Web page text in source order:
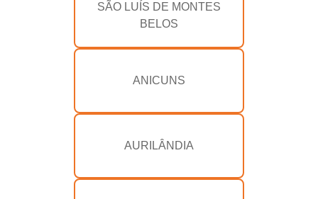
SÃO LUÍS DE MONTES
BELOS
ANICUNS
AURILÂNDIA